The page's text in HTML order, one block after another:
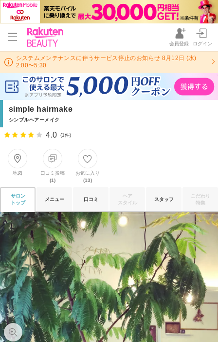
会員登録 ログイン
システムメンテナンスに伴うサービス停止のお知らせ 8月12日 (水)
2:00〜5:30
simple hairmake
シンプルヘアーメイク
4.0 (1件)
地図
口コミ投稿
(1)
お気に入り
(13)
サロン
トップ
メニュー 口コミ
ヘア
スタイル
スタッフ
こだわり
特集